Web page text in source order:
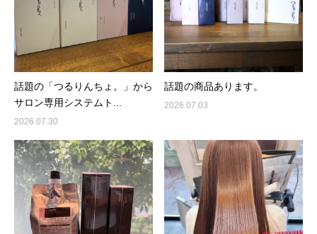
話題の「つるりんちょ。」から
サロン専用システムト...
2026.07.30
話題の商品あります。
2026.07.03